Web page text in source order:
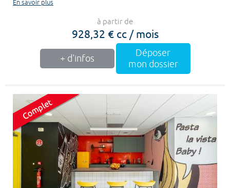
En savoir plus
à partir de
928,32 € cc / mois
+ d'infos
Déposer
mon dossier